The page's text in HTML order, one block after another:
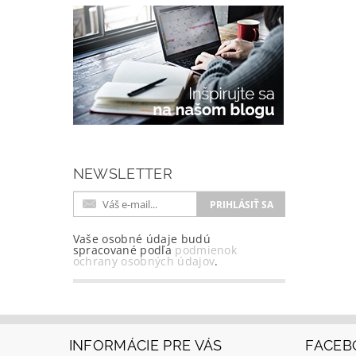
NEWSLETTER
Vaše osobné údaje budú
spracované podľa podmienok
ochrany osobných údajov.
INFORMÁCIE PRE VÁS